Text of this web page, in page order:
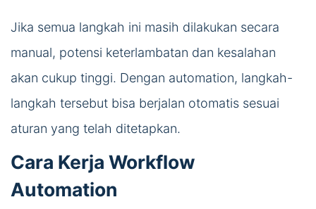
Jika semua langkah ini masih dilakukan secara
manual, potensi keterlambatan dan kesalahan
akan cukup tinggi. Dengan automation, langkah-
langkah tersebut bisa berjalan otomatis sesuai
aturan yang telah ditetapkan.
Cara Kerja Workflow
Automation